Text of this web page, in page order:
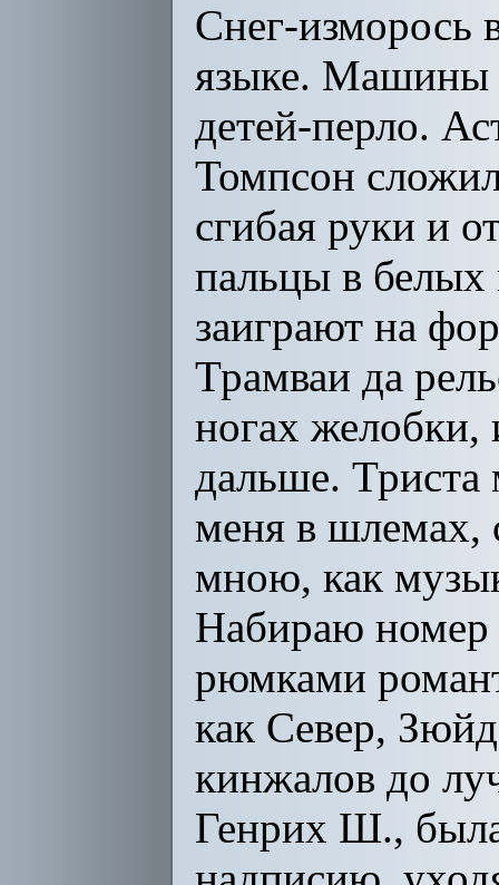
Снег-изморось
языке. Машины
детей-перло.
Томпсон
сгибая руки и
пальцы в белых
заиграют на
Трамваи да
ногах желобки,
дальше. Триста
меня в шлемах,
мною, как
Набираю номер
рюмками
как Север,
кинжалов до
Генрих Ш.,